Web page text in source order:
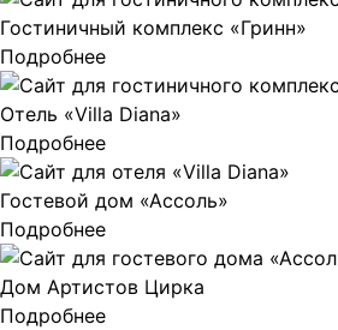
Гостиничный комплекс «Гринн»
Подробнее
Отель «Villa Diana»
Подробнее
Гостевой дом «Ассоль»
Подробнее
Дом Артистов Цирка
Подробнее